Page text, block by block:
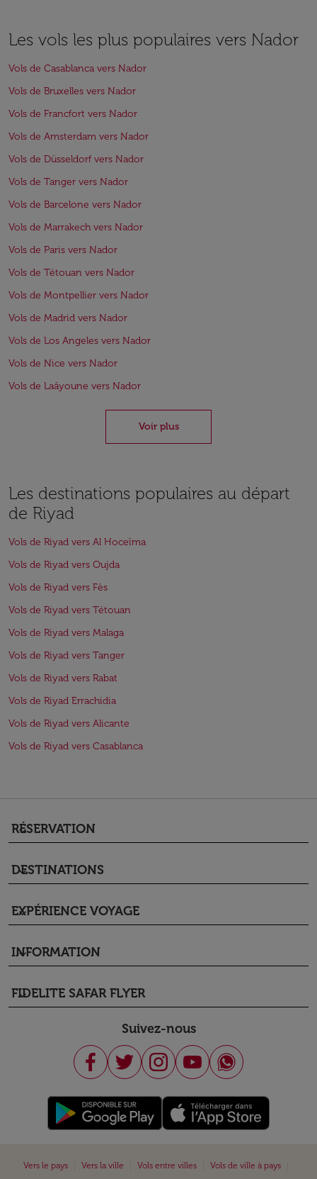
Les vols les plus populaires vers Nador
Vols de Casablanca vers Nador
Vols de Bruxelles vers Nador
Vols de Francfort vers Nador
Vols de Amsterdam vers Nador
Vols de Düsseldorf vers Nador
Vols de Tanger vers Nador
Vols de Barcelone vers Nador
Vols de Marrakech vers Nador
Vols de Paris vers Nador
Vols de Tétouan vers Nador
Vols de Montpellier vers Nador
Vols de Madrid vers Nador
Vols de Los Angeles vers Nador
Vols de Nice vers Nador
Vols de Laâyoune vers Nador
Voir plus
Les destinations populaires au départ
de Riyad
Vols de Riyad vers Al Hoceïma
Vols de Riyad vers Oujda
Vols de Riyad vers Fès
Vols de Riyad vers Tétouan
Vols de Riyad vers Malaga
Vols de Riyad vers Tanger
Vols de Riyad vers Rabat
Vols de Riyad Errachidia
Vols de Riyad vers Alicante
Vols de Riyad vers Casablanca
RÉSERVATION
keyboard_arrow_down
DESTINATIONS
keyboard_arrow_down
EXPÉRIENCE VOYAGE
keyboard_arrow_down
INFORMATION
keyboard_arrow_down
FIDELITE SAFAR FLYER
keyboard_arrow_down
Suivez-nous
Vers le pays Vers la ville Vols entre villes Vols de ville à pays